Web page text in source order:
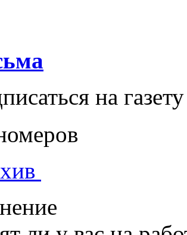
на газету